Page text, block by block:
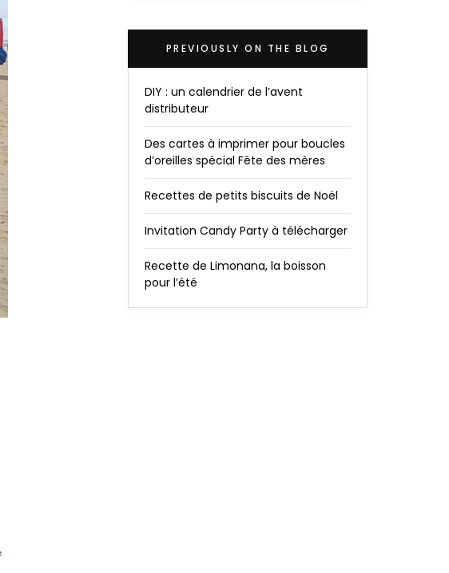
PREVIOUSLY ON THE BLOG
DIY : un calendrier de l’avent
distributeur
Des cartes à imprimer pour boucles
d’oreilles spécial Fête des mères
Recettes de petits biscuits de Noël
Invitation Candy Party à télécharger
Recette de Limonana, la boisson
pour l’été